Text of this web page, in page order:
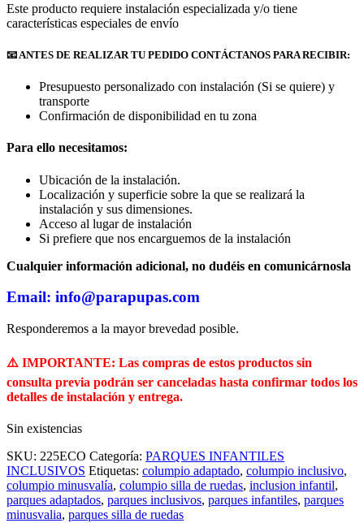
Este producto requiere instalación especializada y/o tiene
características especiales de envío
📧 ANTES DE REALIZAR TU PEDIDO CONTÁCTANOS PARA RECIBIR:
Presupuesto personalizado con instalación (Si se quiere) y
transporte
Confirmación de disponibilidad en tu zona
Para ello necesitamos:
Ubicación de la instalación.
Localización y superficie sobre la que se realizará la
instalación y sus dimensiones.
Acceso al lugar de instalación
Si prefiere que nos encarguemos de la instalación
Cualquier información adicional, no dudéis en comunicárnosla
Email: info@parapupas.com
Responderemos a la mayor brevedad posible.
⚠️ IMPORTANTE: Las compras de estos productos sin
consulta previa podrán ser canceladas hasta confirmar todos los
detalles de instalación y entrega.
Sin existencias
SKU: 225ECO Categoría: PARQUES INFANTILES
INCLUSIVOS Etiquetas: columpio adaptado, columpio inclusivo,
columpio minusvalía, columpio silla de ruedas, inclusion infantil,
parques adaptados, parques inclusivos, parques infantiles, parques
minusvalia, parques silla de ruedas